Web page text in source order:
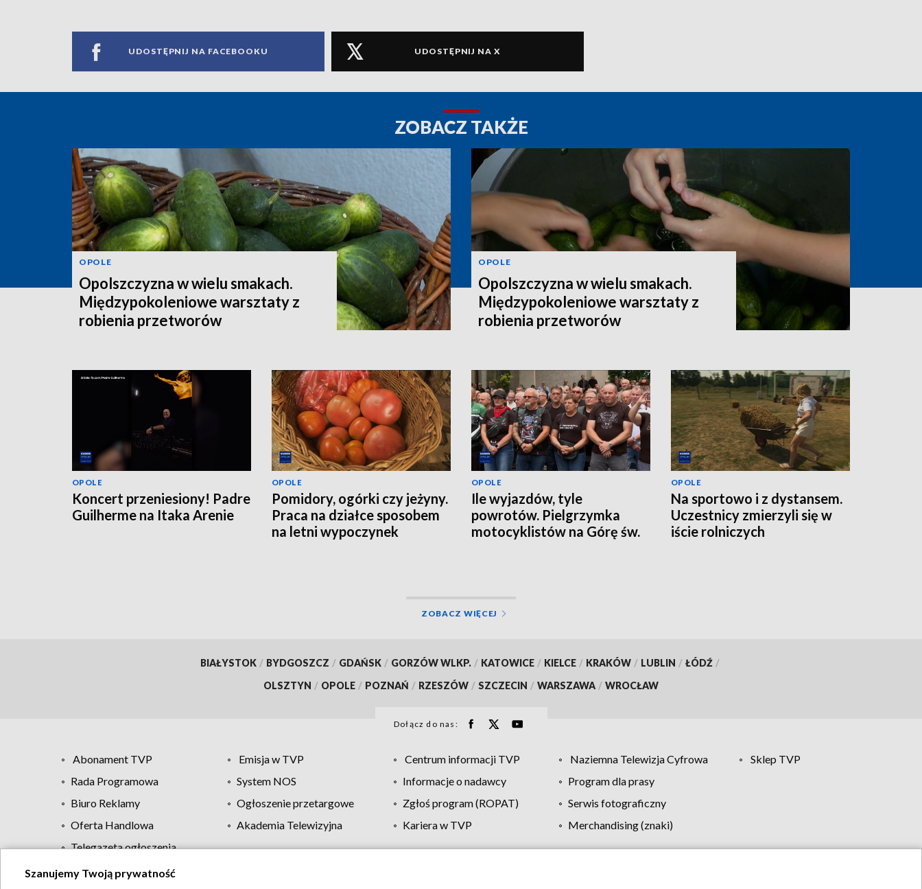
UDOSTĘPNIJ NA FACEBOOKU UDOSTĘPNIJ NA X
ZOBACZ TAKŻE
OPOLE
Opolszczyzna w wielu smakach.
Międzypokoleniowe warsztaty z
robienia przetworów
OPOLE
Opolszczyzna w wielu smakach.
Międzypokoleniowe warsztaty z
robienia przetworów
OPOLE
Koncert przeniesiony! Padre
Guilherme na Itaka Arenie
OPOLE
Pomidory, ogórki czy jeżyny.
Praca na działce sposobem
na letni wypoczynek
OPOLE
Ile wyjazdów, tyle
powrotów. Pielgrzymka
motocyklistów na Górę św.
OPOLE
Na sportowo i z dystansem.
Uczestnicy zmierzyli się w
iście rolniczych
ZOBACZ WIĘCEJ
BIAŁYSTOK / BYDGOSZCZ / GDAŃSK / GORZÓW WLKP. / KATOWICE / KIELCE / KRAKÓW / LUBLIN / ŁÓDŹ /
OLSZTYN / OPOLE / POZNAŃ / RZESZÓW / SZCZECIN / WARSZAWA / WROCŁAW
Dołącz do nas:
Abonament TVP Emisja w TVP Centrum informacji TVP Naziemna Telewizja Cyfrowa
Sklep TVP
Rada Programowa
System NOS Informacje o nadawcy
Program dla prasy
Biuro Reklamy
Ogłoszenie przetargowe Zgłoś program (ROPAT)
Serwis fotograficzny
Oferta Handlowa
Akademia Telewizyjna Kariera w TVP
Merchandising (znaki)
Telegazeta ogłoszenia
Szanujemy Twoją prywatność